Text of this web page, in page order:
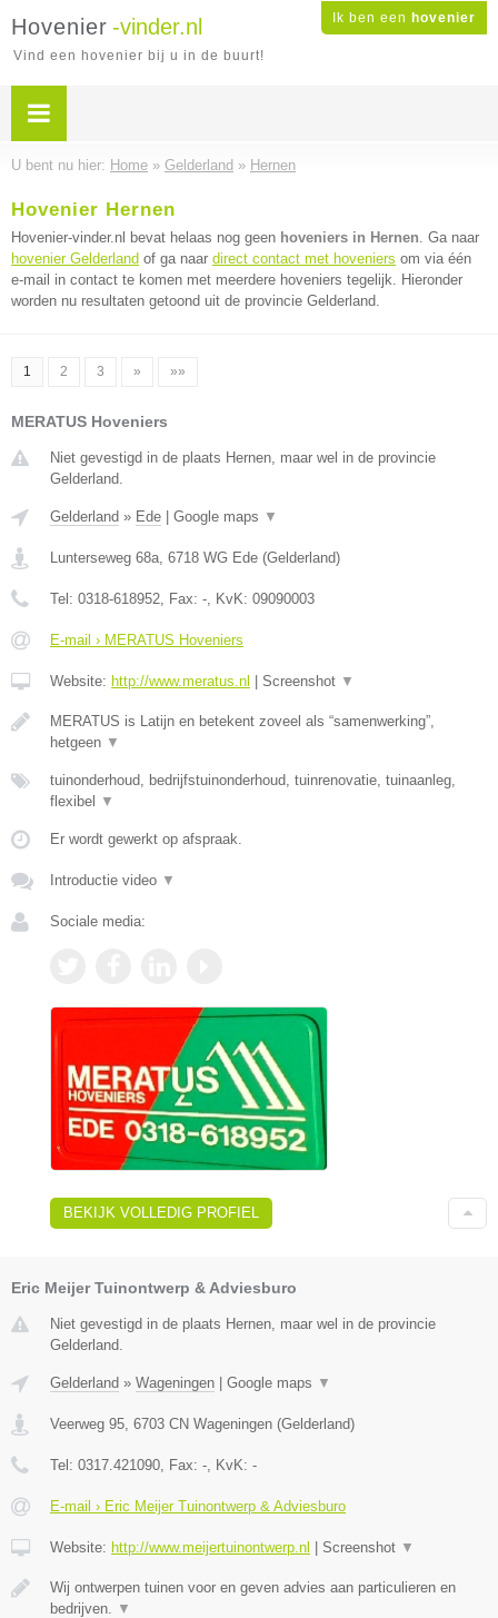
Ik ben een hovenier
Hovenier -vinder.nl
Vind een hovenier bij u in de buurt!
U bent nu hier: Home » Gelderland » Hernen
Hovenier Hernen
Hovenier-vinder.nl bevat helaas nog geen hoveniers in Hernen. Ga naar
hovenier Gelderland of ga naar direct contact met hoveniers om via één
e-mail in contact te komen met meerdere hoveniers tegelijk. Hieronder
worden nu resultaten getoond uit de provincie Gelderland.
1 2 3 » »»
MERATUS Hoveniers
Niet gevestigd in de plaats Hernen, maar wel in de provincie
Gelderland.
Gelderland » Ede Google maps ▼
Lunterseweg 68a, 6718 WG Ede (Gelderland)
Tel: 0318-618952, Fax: -, KvK: 09090003
E-mail › MERATUS Hoveniers
Website: http://www.meratus.nl Screenshot ▼
MERATUS is Latijn en betekent zoveel als “samenwerking”,
hetgeen ▼
tuinonderhoud, bedrijfstuinonderhoud, tuinrenovatie, tuinaanleg,
flexibel
▼
Er wordt gewerkt op afspraak.
Introductie video ▼
Sociale media:
BEKIJK VOLLEDIG PROFIEL
Eric Meijer Tuinontwerp & Adviesburo
Niet gevestigd in de plaats Hernen, maar wel in de provincie
Gelderland.
Gelderland » Wageningen Google maps ▼
Veerweg 95 6703 CN Wageningen (Gelderland)
Tel: 0317.421090 , Fax: - , KvK: -
E-mail › Eric Meijer Tuinontwerp & Adviesburo
Website: http://www.meijertuinontwerp.nl Screenshot ▼
Wij ontwerpen tuinen voor en geven advies aan particulieren en
bedrijven.
▼